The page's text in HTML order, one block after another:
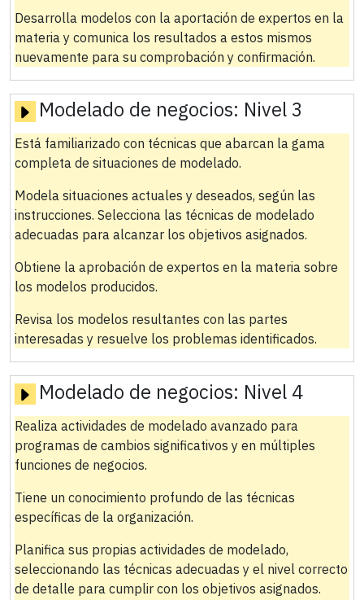
Desarrolla modelos con la aportación de expertos en la
materia y comunica los resultados a estos mismos
nuevamente para su comprobación y confirmación.
Modelado de negocios: Nivel 3
Está familiarizado con técnicas que abarcan la gama
completa de situaciones de modelado.
Modela situaciones actuales y deseados, según las
instrucciones. Selecciona las técnicas de modelado
adecuadas para alcanzar los objetivos asignados.
Obtiene la aprobación de expertos en la materia sobre
los modelos producidos.
Revisa los modelos resultantes con las partes
interesadas y resuelve los problemas identificados.
Modelado de negocios: Nivel 4
Realiza actividades de modelado avanzado para
programas de cambios significativos y en múltiples
funciones de negocios.
Tiene un conocimiento profundo de las técnicas
específicas de la organización.
Planifica sus propias actividades de modelado,
seleccionando las técnicas adecuadas y el nivel correcto
de detalle para cumplir con los objetivos asignados.